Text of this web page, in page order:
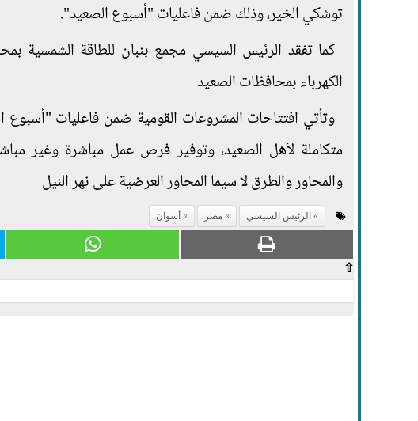
توشكي الخير، وذلك ضمن فاعليات "أسبوع الصعيد".
كما تفقد الرئيس السيسي مجمع بنبان للطاقة الشمسية
الكهرباء بمحافظات الصعيد
وتأتي افتتاحات المشروعات القومية ضمن فاعليات
متكاملة لأهل الصعيد، وتوفير فرص عمل مباشرة وغير
والمحاور والطرق لا سيما المحاور العرضية على نهر النيل
الرئيس السيسي مصر أسوان
⇧